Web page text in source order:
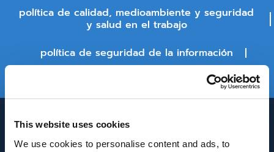
This website uses cookies
We use cookies to personalise content and ads, to
política de calidad, medioambiente y seguridad
y salud en el trabajo
política de seguridad de la información